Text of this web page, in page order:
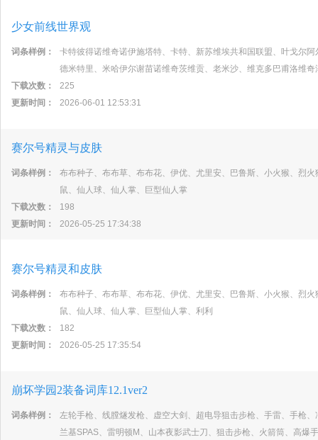
少女前线世界观
词条样例：
卡特彼得诺维奇诺伊施塔特、卡特、新苏维埃共和国联盟、叶戈尔
德米特里、米哈伊尔谢苗诺维奇茨维贡、老米沙、维克多巴甫洛维
下载次数：
225
更新时间：
2026-06-01 12:53:31
赛尔号精灵与皮肤
词条样例：
布布种子、布布草、布布花、伊优、尤里安、巴鲁斯、小火猴、烈
鼠、仙人球、仙人掌、巨型仙人掌
下载次数：
198
更新时间：
2026-05-25 17:34:38
赛尔号精灵和皮肤
词条样例：
布布种子、布布草、布布花、伊优、尤里安、巴鲁斯、小火猴、烈
鼠、仙人球、仙人掌、巨型仙人掌、利利
下载次数：
182
更新时间：
2026-05-25 17:35:54
崩坏学园2装备词库12.1ver2
词条样例：
左轮手枪、线膛燧发枪、虚空大剑、超电导狙击步枪、手雷、手枪
兰基SPAS、雷明顿M、山本夜影武士刀、狙击步枪、火箭筒、高爆